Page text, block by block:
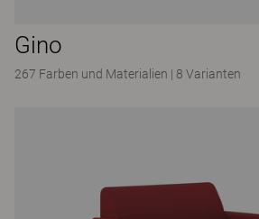
Gino
267 Farben und Materialien | 8 Varianten